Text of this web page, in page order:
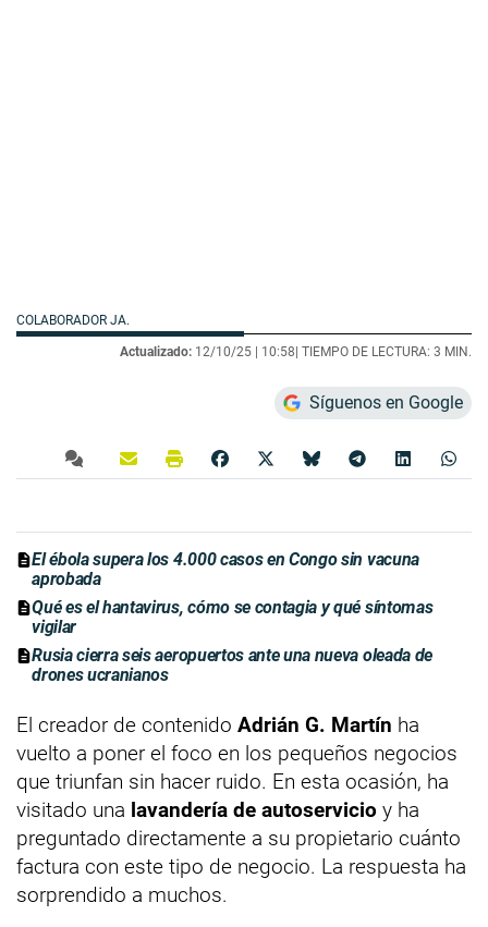
COLABORADOR JA.
Actualizado: 12/10/25 | 10:58 | TIEMPO DE LECTURA: 3 MIN.
Síguenos en Google
El ébola supera los 4.000 casos en Congo sin vacuna
aprobada
Qué es el hantavirus, cómo se contagia y qué síntomas
vigilar
Rusia cierra seis aeropuertos ante una nueva oleada de
drones ucranianos
El creador de contenido Adrián G. Martín ha
vuelto a poner el foco en los pequeños negocios
que triunfan sin hacer ruido. En esta ocasión, ha
visitado una lavandería de autoservicio y ha
preguntado directamente a su propietario cuánto
factura con este tipo de negocio. La respuesta ha
sorprendido a muchos.